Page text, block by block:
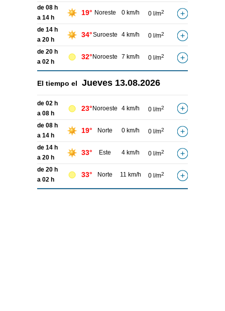
de 08 h
a 14 h
19° Noreste 0 km/h 0 l/m2
de 14 h
a 20 h
34°Suroeste 4 km/h 0 l/m2
de 20 h
a 02 h
32° Noroeste 7 km/h 0 l/m2
El tiempo el Jueves 13.08.2026
de 02 h
a 08 h
23° Noroeste 4 km/h 0 l/m2
de 08 h
a 14 h
19° Norte 0 km/h 0 l/m2
de 14 h
a 20 h
33° Este 4 km/h 0 l/m2
de 20 h
a 02 h
33° Norte 11 km/h 0 l/m2